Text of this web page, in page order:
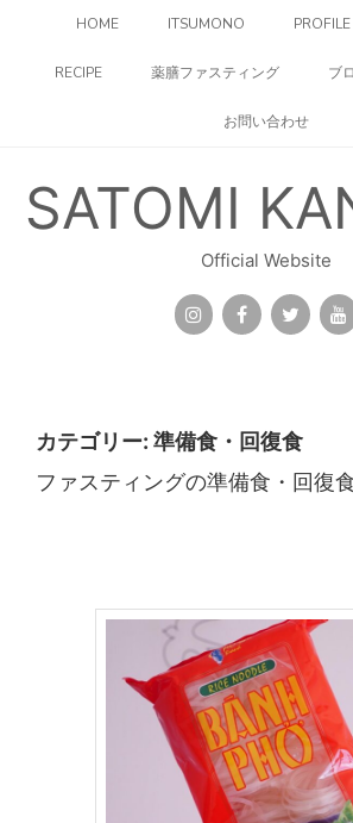
HOME ITSUMONO PROFILE
RECIPE 薬膳ファスティング ブ
お問い合わせ
SATOMI
Official Website
カテゴリー: 準備食・回復食
ファスティングの準備食・回復食